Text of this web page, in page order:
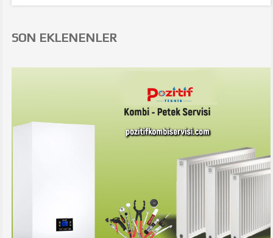
SON EKLENENLER